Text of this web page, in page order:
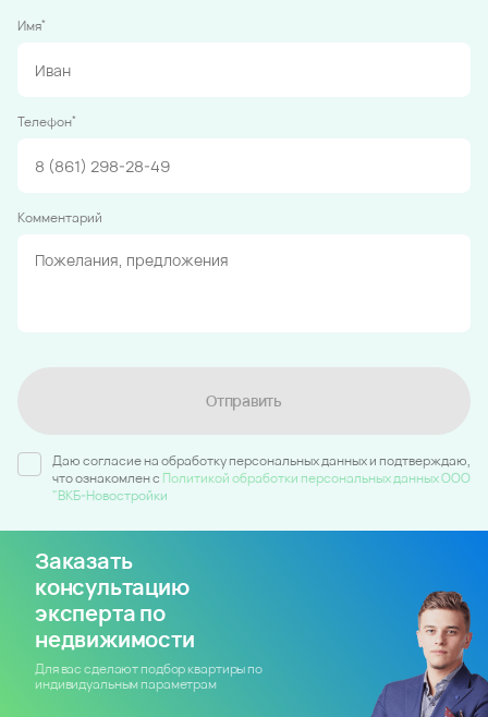
Имя*
Телефон*
Комментарий
Отправить
Даю согласие на обработку персональных данных и подтверждаю,
что ознакомлен c Политикой обработки персональных данных ООО
"ВКБ-Новостройки
Заказать
консультацию
эксперта по
недвижимости
Для вас сделают подбор квартиры по
индивидуальным параметрам